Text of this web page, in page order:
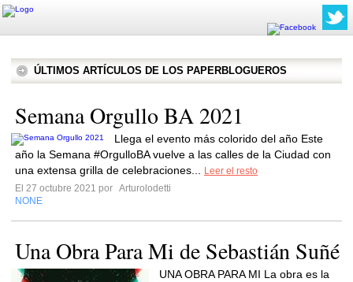
ÚLTIMOS ARTÍCULOS DE LOS PAPERBLOGUEROS
Semana Orgullo BA 2021
Llega el evento más colorido del año Este
año la Semana #OrgulloBA vuelve a las calles de la Ciudad con
una extensa grilla de celebraciones...
Leer el resto
El 27 octubre 2021 por Arturolodetti
NONE
Una Obra Para Mi de Sebastián Suñé
UNA OBRA PARA MI La obra es la